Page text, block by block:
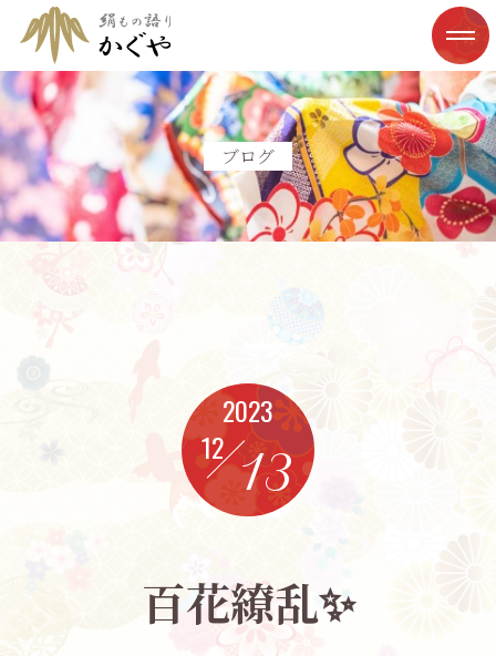
ブログ
2023
12 13
百花繚乱✨️